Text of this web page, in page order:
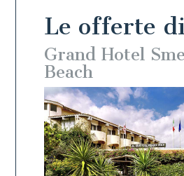
Le offerte
Grand Hotel
Beach